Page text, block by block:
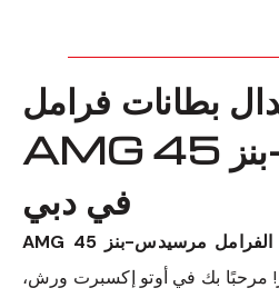
بطانات فرامل
مرسيدس-بنز 45 AMG
في دبي
استبدال وسائد الفرامل مرسيدس-بنز 45 AMG
مرحبًا بك في أوتو إكسبرت ورش،